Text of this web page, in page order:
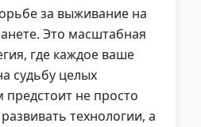
за выживание на
Это масштабная
где каждое ваше
судьбу целых
не просто
технологии, а